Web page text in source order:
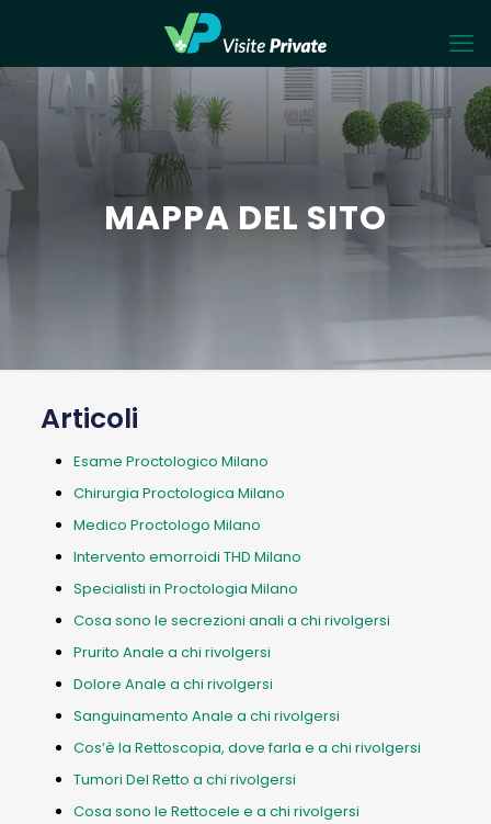
MAPPA DEL SITO
Articoli
Esame Proctologico Milano
Chirurgia Proctologica Milano
Medico Proctologo Milano
Intervento emorroidi THD Milano
Specialisti in Proctologia Milano
Cosa sono le secrezioni anali a chi rivolgersi
Prurito Anale a chi rivolgersi
Dolore Anale a chi rivolgersi
Sanguinamento Anale a chi rivolgersi
Cos’è la Rettoscopia, dove farla e a chi rivolgersi
Tumori Del Retto a chi rivolgersi
Cosa sono le Rettocele e a chi rivolgersi